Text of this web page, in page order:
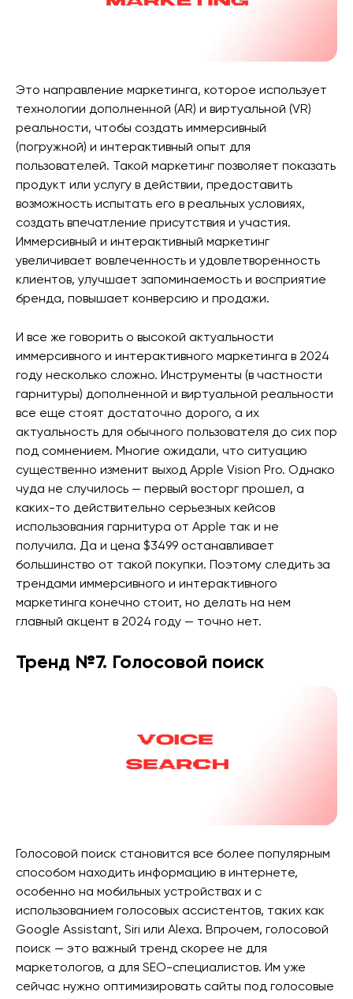
Это направление маркетинга, которое использует
технологии дополненной (AR) и виртуальной (VR)
реальности, чтобы создать иммерсивный
(погружной) и интерактивный опыт для
пользователей. Такой маркетинг позволяет показать
продукт или услугу в действии, предоставить
возможность испытать его в реальных условиях,
создать впечатление присутствия и участия.
Иммерсивный и интерактивный маркетинг
увеличивает вовлеченность и удовлетворенность
клиентов, улучшает запоминаемость и восприятие
бренда, повышает конверсию и продажи.
И все же говорить о высокой актуальности
иммерсивного и интерактивного маркетинга в 2024
году несколько сложно. Инструменты (в частности
гарнитуры) дополненной и виртуальной реальности
все еще стоят достаточно дорого, а их
актуальность для обычного пользователя до сих пор
под сомнением. Многие ожидали, что ситуацию
существенно изменит выход Apple Vision Pro. Однако
чуда не случилось — первый восторг прошел, а
каких-то действительно серьезных кейсов
использования гарнитура от Apple так и не
получила. Да и цена $3499 останавливает
большинство от такой покупки. Поэтому следить за
трендами иммерсивного и интерактивного
маркетинга конечно стоит, но делать на нем
главный акцент в 2024 году — точно нет.
Тренд №7. Голосовой поиск
Голосовой поиск становится все более популярным
способом находить информацию в интернете,
особенно на мобильных устройствах и с
использованием голосовых ассистентов, таких как
Google Assistant, Siri или Alexa. Впрочем, голосовой
поиск — это важный тренд скорее не для
маркетологов, а для SEO-специалистов. Им уже
сейчас нужно оптимизировать сайты под голосовые